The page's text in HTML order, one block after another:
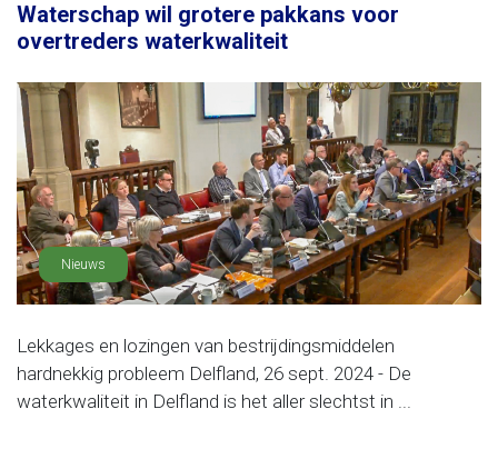
Waterschap wil grotere pakkans voor
overtreders waterkwaliteit
Nieuws
Lekkages en lozingen van bestrijdingsmiddelen
hardnekkig probleem Delfland, 26 sept. 2024 - De
waterkwaliteit in Delfland is het aller slechtst in ...